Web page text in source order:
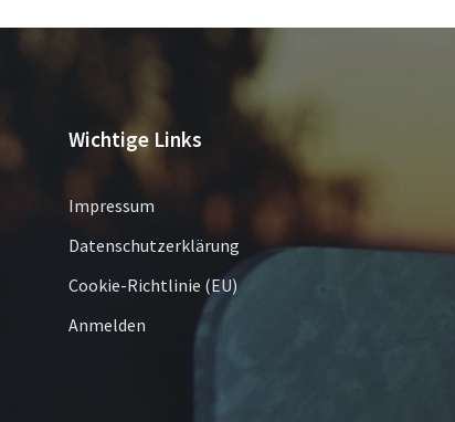
Wichtige Links
Impressum
Datenschutzerklärung
Cookie-Richtlinie (EU)
Anmelden